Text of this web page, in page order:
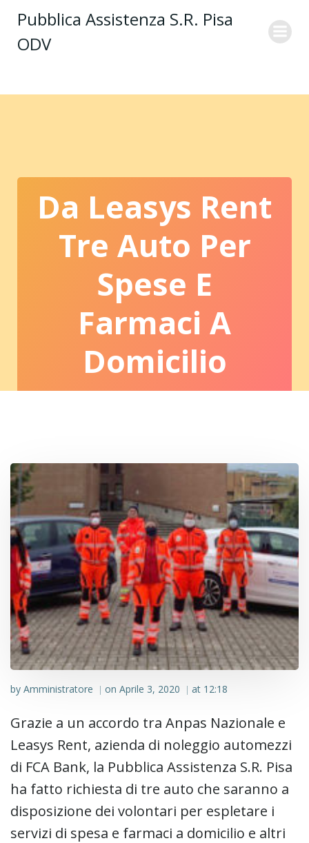
al
Pubblica Assistenza S.R. Pisa
ODV
Da Leasys Rent
Tre Auto Per
Spese E
Farmaci A
Domicilio
by Amministratore | on Aprile 3, 2020 | at 12:18
Grazie a un accordo tra Anpas Nazionale e
Leasys Rent, azienda di noleggio automezzi
di FCA Bank, la Pubblica Assistenza S.R. Pisa
ha fatto richiesta di tre auto che saranno a
disposizione dei volontari per espletare i
servizi di spesa e farmaci a domicilio e altri